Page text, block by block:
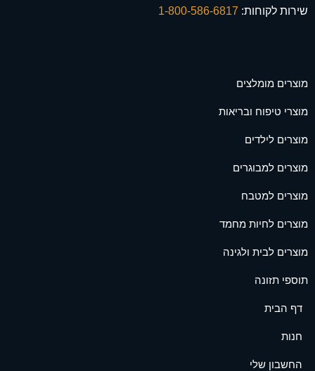
שירות לקוחות:
מוצרים מומלצים
מוצרי טיפוח ובריאות
מוצרים לילדים
מוצרים למבוגרים
מוצרים למטבח
מוצרים לחיות מחמד
מוצרים לבית ולגינה
תוספי תזונה
דף הבית
חנות
החשבון שלי